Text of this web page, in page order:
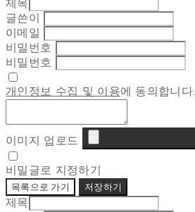
제목
글쓴이
이메일
비밀번호
비밀번호
개인정보 수집 및 이용에 동의합니다.
이미지 업로드
비밀글로 지정하기
목록으로 가기 저장하기
제목